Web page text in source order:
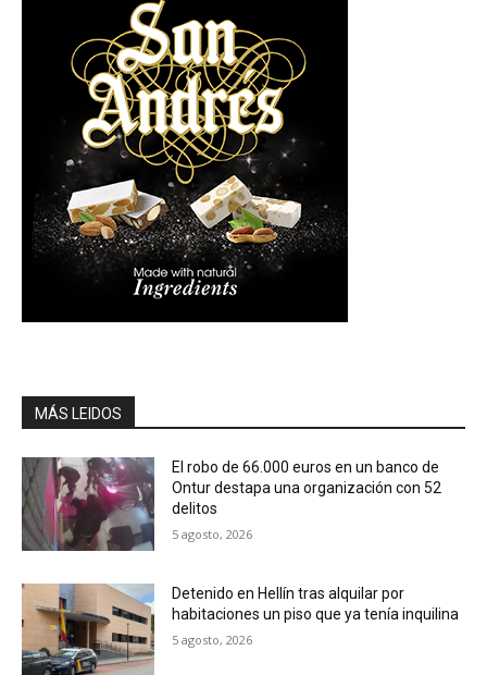
MÁS LEIDOS
El robo de 66.000 euros en un banco de
Ontur destapa una organización con 52
delitos
5 agosto, 2026
Detenido en Hellín tras alquilar por
habitaciones un piso que ya tenía inquilina
5 agosto, 2026